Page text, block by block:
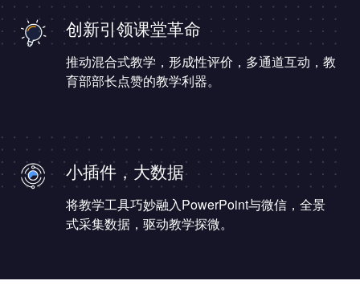
创新引领课堂革命
推动混合式教学，形成性评价，多通道互动，教
育部部长点赞的教学利器。
小插件，大数据
将教学工具巧妙融入PowerPoint与微信，全景
式采集数据，驱动教学探微。